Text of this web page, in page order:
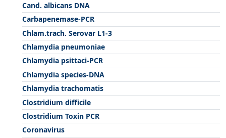
Cand. albicans DNA
Carbapenemase-PCR
Chlam.trach. Serovar L1-3
Chlamydia pneumoniae
Chlamydia psittaci-PCR
Chlamydia species-DNA
Chlamydia trachomatis
Clostridium difficile
Clostridium Toxin PCR
Coronavirus